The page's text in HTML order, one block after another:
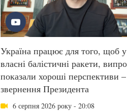
Україна працює для того, щоб
власні балістичні ракети,
показали хороші перспективи –
звернення Президента
6 серпня 2026 року - 20:08